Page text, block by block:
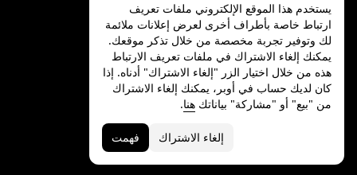
©
2026شركة Uber Technologies, Inc.‎
ميزات ذوي الاحتياجات الخاصةالشروط
يستخدم هذا الموقع الإلكتروني ملفات تعريف
ارتباط خاصة بأطراف أخرى لعرض إعلانات ملائمة
لك وتوفير تجربة مخصصة من خلال تذكر موقعك.
يمكنك إلغاء الاشتراك في ملفات تعريف الارتباط
هذه من خلال اختيار الزر "إلغاء الاشتراك" أدناه. إذا
كان لديك حساب في أوبر، يمكنك إلغاء الاشتراك
من "بيع" أو "مشاركة" بياناتك هنا.
إلغاء الاشتراك فهمت